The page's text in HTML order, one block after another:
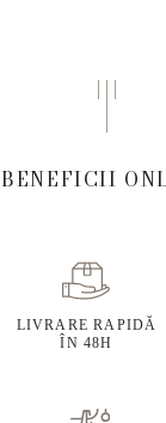
BENEFICII
LIVRARE RAPIDĂ
ÎN 48H